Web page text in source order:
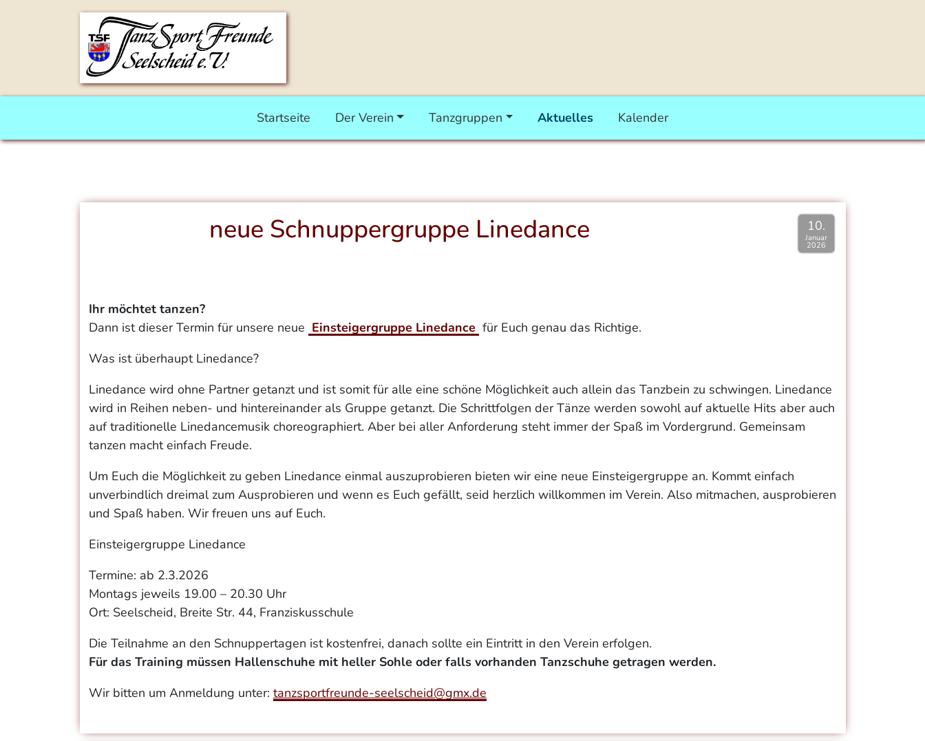
Startseite Der Verein Tanzgruppen Aktuelles Kalender
neue Schnuppergruppe Linedance 10.
Januar
2026
Ihr möchtet tanzen?
Dann ist dieser Termin für unsere neue Einsteigergruppe Linedance für Euch genau das Richtige.
Was ist überhaupt Linedance?
Linedance wird ohne Partner getanzt und ist somit für alle eine schöne Möglichkeit auch allein das Tanzbein zu schwingen. Linedance
wird in Reihen neben- und hintereinander als Gruppe getanzt. Die Schrittfolgen der Tänze werden sowohl auf aktuelle Hits aber auch
auf traditionelle Linedancemusik choreographiert. Aber bei aller Anforderung steht immer der Spaß im Vordergrund. Gemeinsam
tanzen macht einfach Freude.
Um Euch die Möglichkeit zu geben Linedance einmal auszuprobieren bieten wir eine neue Einsteigergruppe an. Kommt einfach
unverbindlich dreimal zum Ausprobieren und wenn es Euch gefällt, seid herzlich willkommen im Verein. Also mitmachen, ausprobieren
und Spaß haben. Wir freuen uns auf Euch.
Einsteigergruppe Linedance
Termine: ab 2.3.2026
Montags jeweils 19.00 – 20.30 Uhr
Ort: Seelscheid, Breite Str. 44, Franziskusschule
Die Teilnahme an den Schnuppertagen ist kostenfrei, danach sollte ein Eintritt in den Verein erfolgen.
Für das Training müssen Hallenschuhe mit heller Sohle oder falls vorhanden Tanzschuhe getragen werden.
Wir bitten um Anmeldung unter: tanzsportfreunde-seelscheid@gmx.de